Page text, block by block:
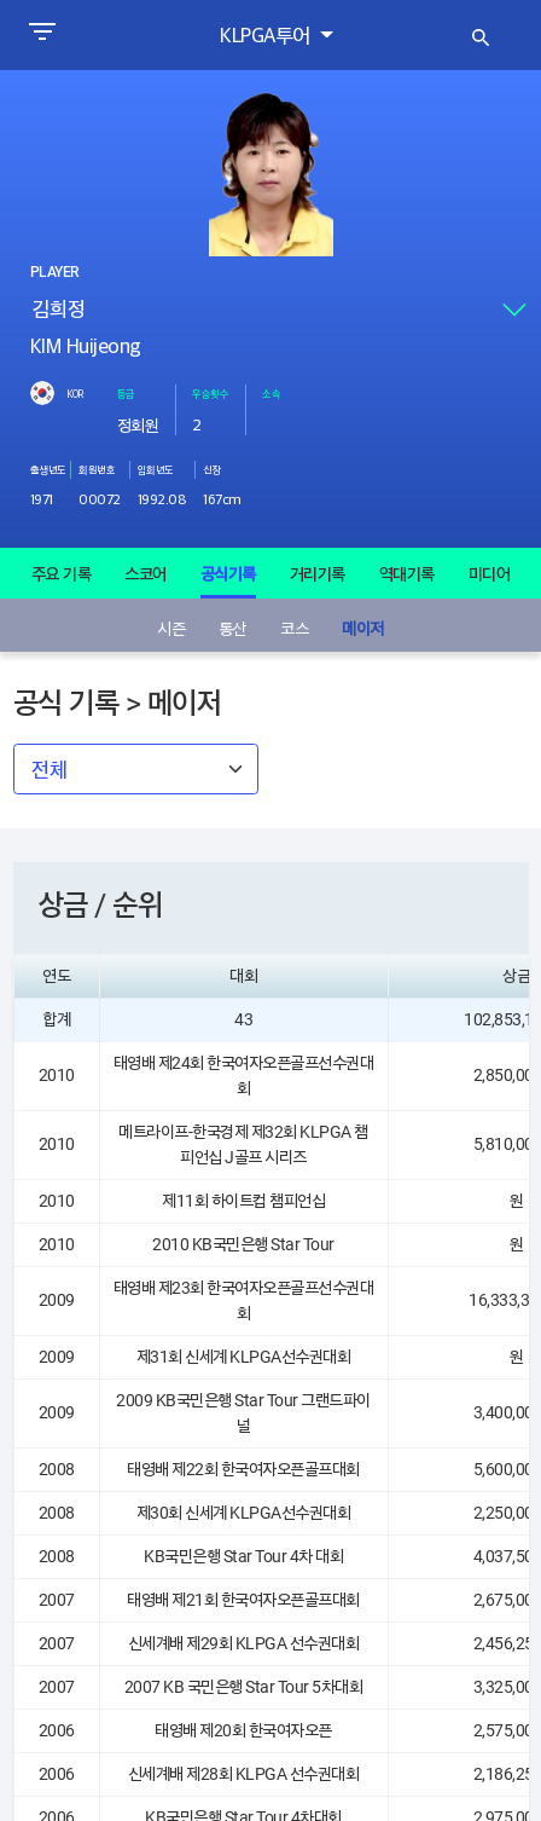
KLPGA투어
PLAYER
KIM Huijeong
KOR 등급
정회원
우승횟수
2
소속
출생년도
1971
회원번호
00072
입회년도
1992.08
신장
167cm
주요 기록 스코어 공식기록 거리기록 역대기록 미디어
시즌 통산 코스 메이저
공식 기록 > 메이저
상금 / 순위
연도 대회 상금
합계 43
2010
태영배 제24회 한국여자오픈골프선수권대
회
2010
메트라이프-한국경제 제32회 KLPGA 챔
피언십 J골프 시리즈
2010 제11회 하이트컵 챔피언십 원
2010 2010 KB국민은행 Star Tour 원
2009
태영배 제23회 한국여자오픈골프선수권대
회
2009 제31회 신세계 KLPGA선수권대회 원
2009
2009 KB국민은행 Star Tour 그랜드파이
널
2008 태영배 제22회 한국여자오픈골프대회
2008 제30회 신세계 KLPGA선수권대회
2008 KB국민은행 Star Tour 4차 대회
2007 태영배 제21회 한국여자오픈골프대회
2007 신세계배 제29회 KLPGA 선수권대회
2007 2007 KB 국민은행 Star Tour 5차대회
2006 태영배 제20회 한국여자오픈
2006 신세계배 제28회 KLPGA 선수권대회